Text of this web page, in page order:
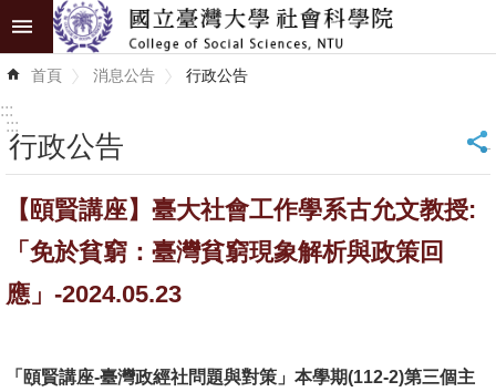
跳到主要內容區塊
進
階
識
學
單
首頁 消息公告 行政公告
:::
:::
行政公告 _
【頤賢講座】臺大社會工作學系古允文教授:
「免於貧窮：臺灣貧窮現象解析與政策回
應」-2024.05.23
「頤賢講座-臺灣政經社問題與對策」本學期(112-2)第三個主